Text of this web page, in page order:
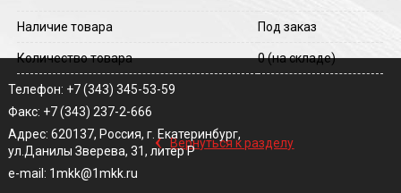
Наличие товара Под заказ
Количество товара 0(на складе)
‹ Вернуться к разделу
Телефон: +7 (343) 345-53-59
Факс: +7 (343) 237-2-666
Адрес: 620137, Россия, г. Екатеринбург,
ул.Данилы Зверева, 31, литер Р
e-mail: 1mkk@1mkk.ru